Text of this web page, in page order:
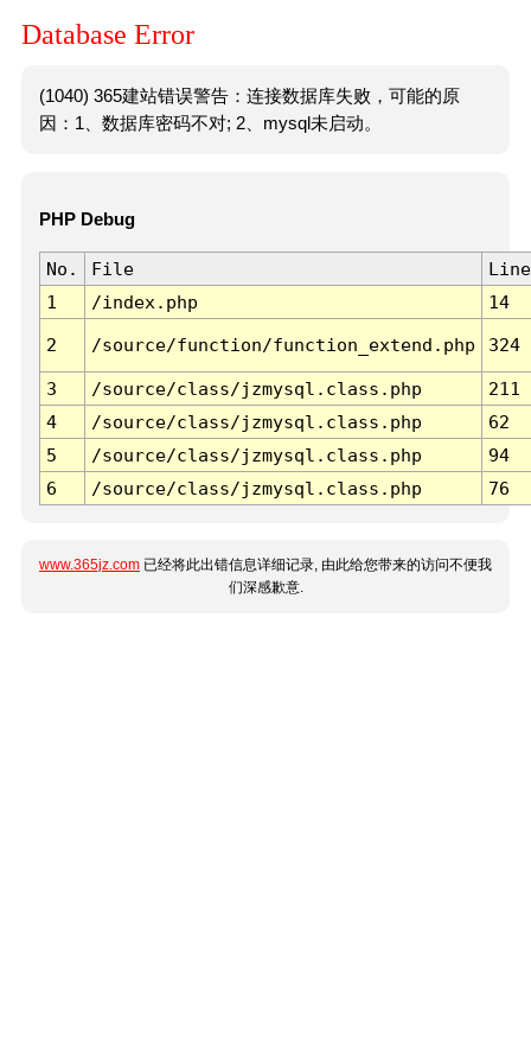
Database Error
(1040) 365建站错误警告：连接数据库失败，可能的原
因：1、数据库密码不对; 2、mysql未启动。
PHP Debug
No. File
Line
1
/index.php 14
2 /source/function/function_extend.php 324
3 /source/class/jzmysql.class.php
211
4
/source/class/jzmysql.class.php
62
5
/source/class/jzmysql.class.php
94
6
/source/class/jzmysql.class.php 76
www.365jz.com 已经将此出错信息详细记录, 由此给您带来的访问不便我
们深感歉意.